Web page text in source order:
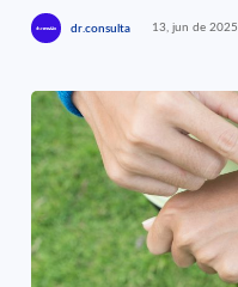
dr.consulta 13, jun de 2025